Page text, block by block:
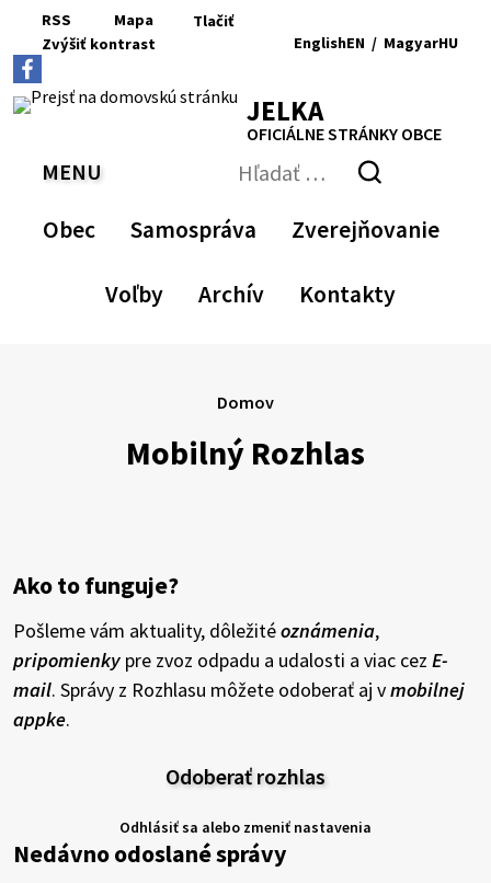
Preskočiť
obsah
RSS
RSS
Mapa
Mapa
Tlačiť
Zvýšiť kontrast
kontrast
veľkosťpôvodnú
veľkosť
písma
veľkosť
písma
EnglishEN
English
/ MagyarHU
Magyar
JELKA
OFICIÁLNE STRÁNKY OBCE
PREPNÚŤ
MENU
Obec Samospráva Zverejňovanie
Voľby Archív Kontakty
Hľadať:
Odoslať
formulár
Mobilný Rozhlas
Domov
Ako to funguje?
Pošleme vám aktuality, dôležitéoznámenia,
pripomienky pre zvoz odpadu a udalosti a viac cez E-
mail. Správy z Rozhlasu môžete odoberať aj vmobilnej
appke.
Odoberať rozhlas
Odhlásiť sa alebo zmeniť nastavenia
Nedávno odoslané správy